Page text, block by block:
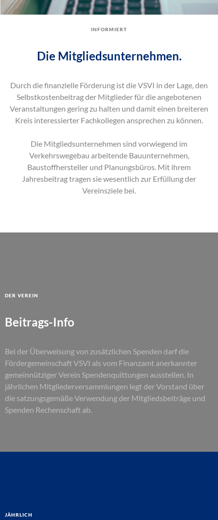
informiert
Die Mitgliedsunternehmen.
Durch die finanzielle Förderung ist die VSVI in der Lage, den
Selbstkostenbeitrag der Mitglieder für die angebotenen
Veranstaltungen gering zu halten und damit einen breiteren
Kreis interessierter Fachkollegen ansprechen zu können.
Die Mitgliedsunternehmen sind vorwiegend im
Verkehrswegebau arbeitende Bauunternehmen,
Baustoffhersteller und Planungsbüros. Mit ihrem
Jahresbeitrag tragen sie wesentlich zur Erfüllung der
Vereinsziele bei.
Der Verein
Beitrags-Info
Bei der Überweisung von zusätzlichen Spenden darf die
Fördergemeinschaft VSVI als vom Finanzamt anerkannter
gemeinnütziger Verein Spendenquittungen ausstellen. In
jährlichen Mitgliederversammlungen legt der Vorstand über
die satzungsgemäße Verwendung der Mitgliedsbeiträge und
Spenden Rechenschaft ab.
jährlich